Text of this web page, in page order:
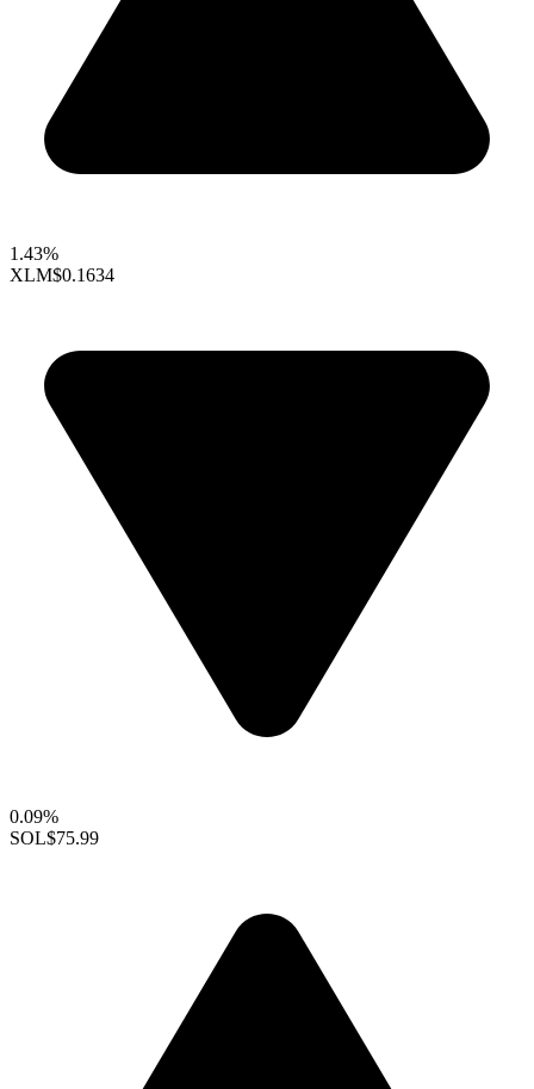
1.43%
XLM$0.1634
0.09%
SOL$75.99